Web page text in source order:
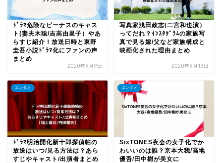
ﾄﾞﾗﾏ危険なビーナスのキャス
ト(妻夫木聡/吉高由里子）やあ
らすじ紹介！放送日時と東野
圭吾小説ﾄﾞﾗﾏ化にファンの声
まとめ
2020年9月9日
写真家浅田政志(二宮和也演）
ってだれ？ｲﾝｽﾀｸﾞﾗﾑの家族写
真で見る嫁/父など家族構成と
映画化された理由まとめ
2020年9月13日
エンタメ
ﾄﾞﾗﾏ明治開化新十郎探偵帖の
放送はいつ/見る方法は？あら
すじやキャスト/出演者まとめ
エンタメ
SixTONES夜会の女子化でか
わいいのは誰？京本大我/高地
優吾/田中樹が美女に